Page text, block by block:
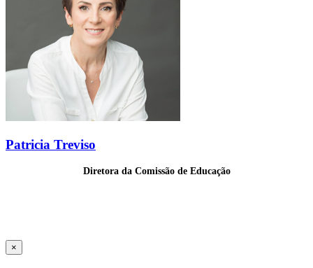
Patricia Treviso
Diretora da Comissão de Educação
×